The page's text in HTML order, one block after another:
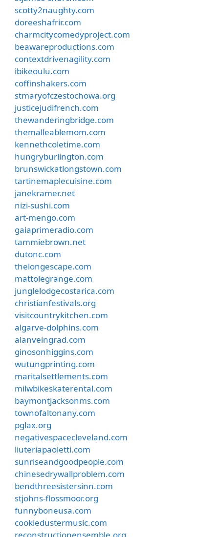
scotty2naughty.com
doreeshafrir.com
charmcitycomedyproject.com
beawareproductions.com
contextdrivenagility.com
ibikeoulu.com
coffinshakers.com
stmaryofczestochowa.org
justicejudifrench.com
thewanderingbridge.com
themalleablemom.com
kennethcoletime.com
hungryburlington.com
brunswickatlongstown.com
tartinemaplecuisine.com
janekramer.net
nizi-sushi.com
art-mengo.com
gaiaprimeradio.com
tammiebrown.net
dutonc.com
thelongescape.com
mattolegrange.com
junglelodgecostarica.com
christianfestivals.org
visitcountrykitchen.com
algarve-dolphins.com
alanveingrad.com
ginosonhiggins.com
wutungprinting.com
maritalsettlements.com
milwbikeskaterental.com
baymontjacksonms.com
townofaltonany.com
pglax.org
negativespacecleveland.com
liuteriapaoletti.com
sunriseandgoodpeople.com
chinesedrywallproblem.com
bendthreesistersinn.com
stjohns-flossmoor.org
funnyboneusa.com
cookiedustermusic.com
reconstructionensemble.org